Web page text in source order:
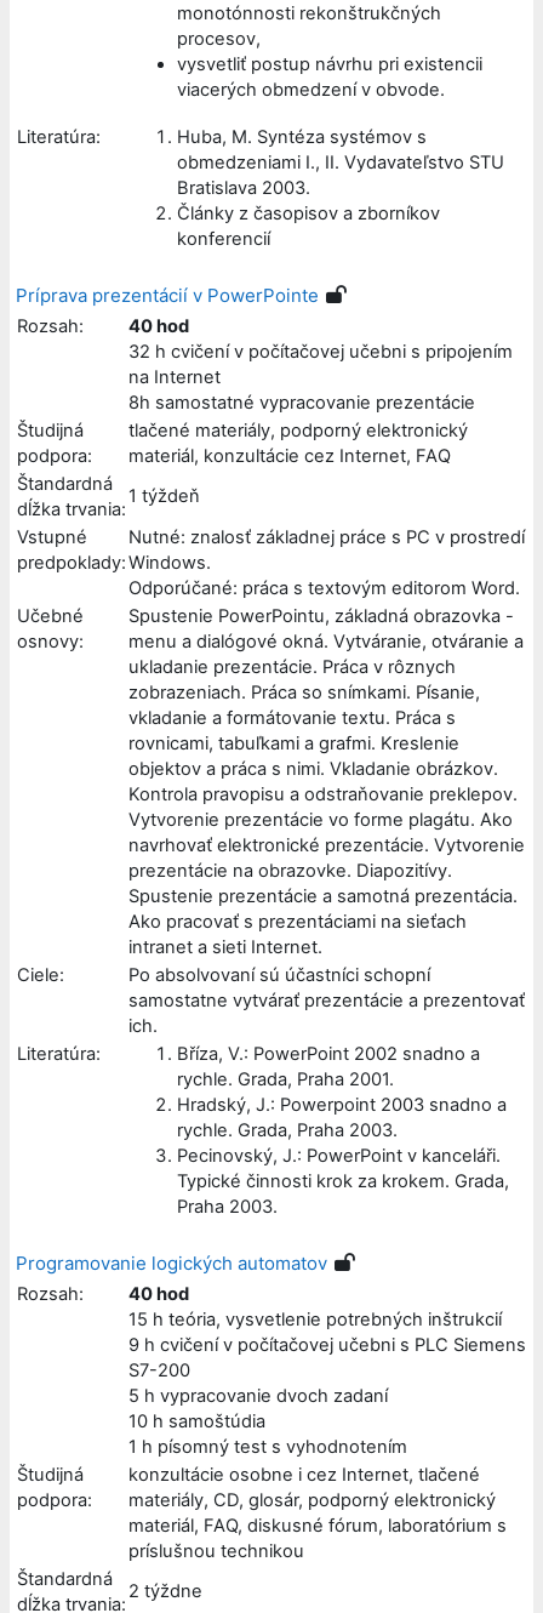
monotónnosti rekonštrukčných
procesov,
vysvetliť postup návrhu pri existencii
viacerých obmedzení v obvode.
Literatúra:
Huba, M. Syntéza systémov s
obmedzeniami I., II. Vydavateľstvo STU
Bratislava 2003.
Články z časopisov a zborníkov
konferencií
Príprava prezentácií v PowerPointe
Rozsah:
40 hod
32 h cvičení v počítačovej učebni s pripojením
na Internet
8h samostatné vypracovanie prezentácie
Študijná
podpora:
tlačené materiály, podporný elektronický
materiál, konzultácie cez Internet, FAQ
Štandardná
dĺžka trvania:
1 týždeň
Vstupné
predpoklady:
Nutné: znalosť základnej práce s PC v prostredí
Windows.
Odporúčané: práca s textovým editorom Word.
Učebné
osnovy:
Spustenie PowerPointu, základná obrazovka -
menu a dialógové okná. Vytváranie, otváranie a
ukladanie prezentácie. Práca v rôznych
zobrazeniach. Práca so snímkami. Písanie,
vkladanie a formátovanie textu. Práca s
rovnicami, tabuľkami a grafmi. Kreslenie
objektov a práca s nimi. Vkladanie obrázkov.
Kontrola pravopisu a odstraňovanie preklepov.
Vytvorenie prezentácie vo forme plagátu. Ako
navrhovať elektronické prezentácie. Vytvorenie
prezentácie na obrazovke. Diapozitívy.
Spustenie prezentácie a samotná prezentácia.
Ako pracovať s prezentáciami na sieťach
intranet a sieti Internet.
Ciele:
Po absolvovaní sú účastníci schopní
samostatne vytvárať prezentácie a prezentovať
ich.
Literatúra:
Bříza, V.: PowerPoint 2002 snadno a
rychle. Grada, Praha 2001.
Hradský, J.: Powerpoint 2003 snadno a
rychle. Grada, Praha 2003.
Pecinovský, J.: PowerPoint v kanceláři.
Typické činnosti krok za krokem. Grada,
Praha 2003.
Programovanie logických automatov
Rozsah:
40 hod
15 h teória, vysvetlenie potrebných inštrukcií
9 h cvičení v počítačovej učebni s PLC Siemens
S7-200
5 h vypracovanie dvoch zadaní
10 h samoštúdia
1 h písomný test s vyhodnotením
Študijná
podpora:
konzultácie osobne i cez Internet, tlačené
materiály, CD, glosár, podporný elektronický
materiál, FAQ, diskusné fórum, laboratórium s
príslušnou technikou
Štandardná
dĺžka trvania:
2 týždne